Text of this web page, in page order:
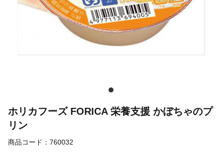
ホリカフーズ FORICA 栄養支援 かぼちゃのプ
リン
商品コード： 760032